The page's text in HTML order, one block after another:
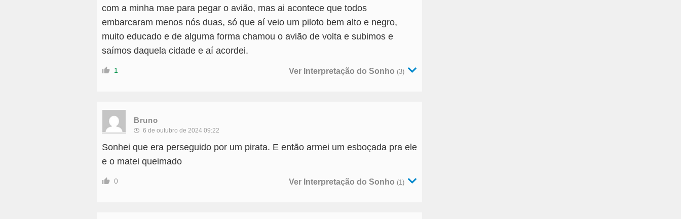
com a minha mae para pegar o avião, mas ai acontece que todos
embarcaram menos nós duas, só que aí veio um piloto bem alto e negro,
muito educado e de alguma forma chamou o avião de volta e subimos e
saímos daquela cidade e aí acordei.
1 Ver Interpretação do Sonho (3)
Bruno
6 de outubro de 2024 09:22
Sonhei que era perseguido por um pirata. E então armei um esboçada pra ele
e o matei queimado
0 Ver Interpretação do Sonho (1)